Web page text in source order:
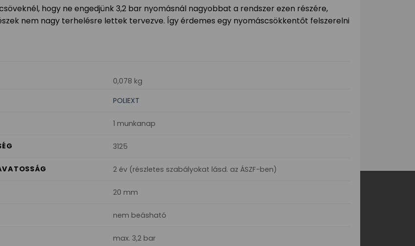
hogy ne engedjünk 3,2 bar nyomásnál nagyobbat a rendszer ezen részére,
nem nagy terhelésre lettek tervezve. Így érdemes egy nyomáscsökkentőt felszerelni
0,078 kg
POLIEXT
1 munkanap
3125
2 év (részletes szabályokat lásd. az ÁSZF-ben)
20 mm
nem beásható
max. 3,2 bar